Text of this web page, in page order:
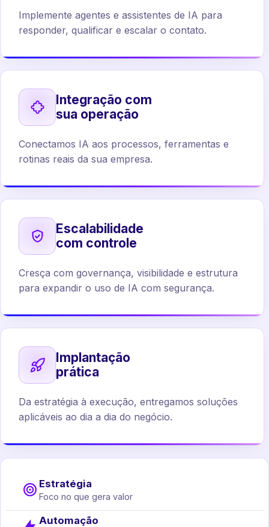
Implemente agentes e assistentes de IA para
responder, qualificar e escalar o contato.
Integração com
sua operação
Conectamos IA aos processos, ferramentas e
rotinas reais da sua empresa.
Escalabilidade
com controle
Cresça com governança, visibilidade e estrutura
para expandir o uso de IA com segurança.
Implantação
prática
Da estratégia à execução, entregamos soluções
aplicáveis ao dia a dia do negócio.
Estratégia
Foco no que gera valor
Automação